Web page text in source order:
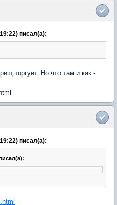
писал(а):
торгует. Но что там и как -
писал(а):